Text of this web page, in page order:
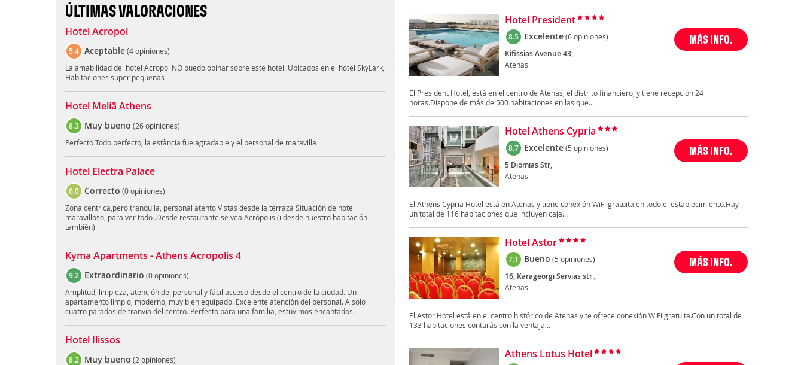
ÚLTIMAS VALORACIONES
Hotel Acropol
5.4 Aceptable(4 opiniones)
La amabilidad del hotel Acropol NO puedo opinar sobre este hotel. Ubicados en el hotel SkyLark,
Habitaciones super pequeñas
Hotel Meliã Athens
8.3 Muy bueno (26 opiniones)
Perfecto Todo perfecto, la estància fue agradable y el personal de maravilla
Hotel Electra Palace
6.0 Correcto (0 opiniones)
Zona centrica,pero tranquila, personal atento Vistas desde la terraza Situación de hotel
maravilloso, para ver todo .Desde restaurante se vea Acrópolis (i desde nuestro habitación
también)
Kyma Apartments - Athens Acropolis 4
9.2 Extraordinario (0 opiniones)
Amplitud, limpieza, atención del personal y fácil acceso desde el centro de la ciudad. Un
apartamento limpio, moderno, muy bien equipado. Excelente atención del personal. A solo
cuatro paradas de tranvía del centro. Perfecto para una familia, estuvimos encantados.
Hotel Ilissos
8.2 Muy bueno (2 opiniones)
Hotel President
8.5 Excelente(6 opiniones)
Kifissias Avenue 43,
Atenas
MÁS INFO.
El President Hotel, está en el centro de Atenas, el distrito financiero, y tiene recepción 24
horas.Dispone de más de 500 habitaciones en las que...
Hotel Athens Cypria
8.7 Excelente(5 opiniones)
5 Diomias Str,
Atenas
MÁS INFO.
El Athens Cypria Hotel está en Atenas y tiene conexión WiFi gratuita en todo el establecimiento.Hay
un total de 116 habitaciones que incluyen caja...
Hotel Astor
7.1 Bueno (5 opiniones)
16, Karageorgi Servias str.,
Atenas
MÁS INFO.
El Astor Hotel está en el centro histórico de Atenas y te ofrece conexión WiFi gratuita.Con un total de
133 habitaciones contarás con la ventaja...
Athens Lotus Hotel